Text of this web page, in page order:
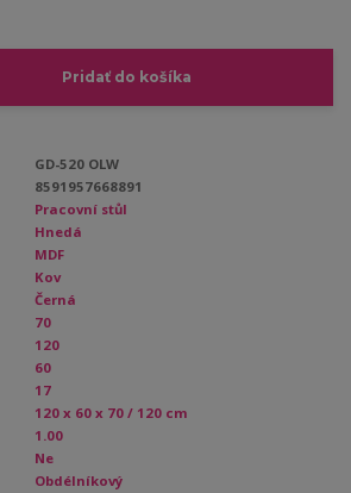
Pridať do košíka
GD-520 OLW
8591957668891
Pracovní stůl
Hnedá
MDF
Kov
Černá
70
120
60
17
120 x 60 x 70 / 120 cm
1.00
Ne
Obdélníkový